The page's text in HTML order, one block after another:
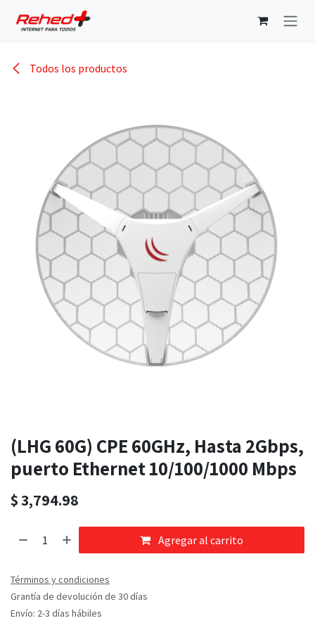
Todos los productos
(LHG 60G) CPE 60GHz, Hasta 2Gbps,
puerto Ethernet 10/100/1000 Mbps
$3,794.98
Agregar al carrito
Términos y condiciones
Grantía de devolución de 30 días
Envío: 2-3 días hábiles